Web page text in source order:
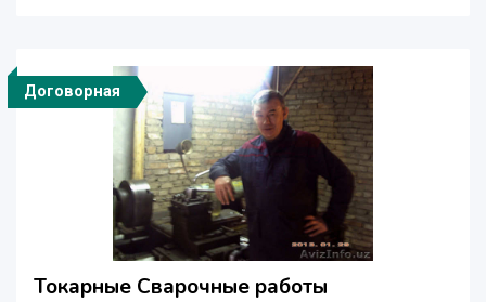
Договорная
Токарные Сварочные работы